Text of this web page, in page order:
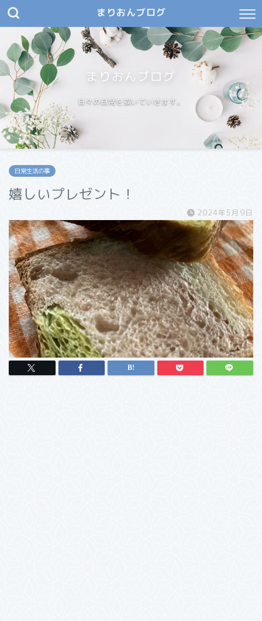
まりおんブログ
まりおんブログ
日々の日常を描いていきます。
日常生活の事
嬉しいプレゼント！
2024年5月9日